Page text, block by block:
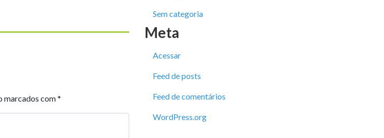
marcados com*
Sem categoria
Meta
Acessar
Feed de posts
Feed de comentários
WordPress.org